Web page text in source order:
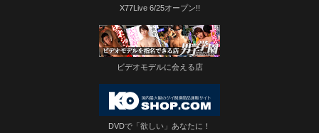
X77Live 6/25オープン!!
ビデオモデルに会える店
DVDで「欲しい」あなたに！